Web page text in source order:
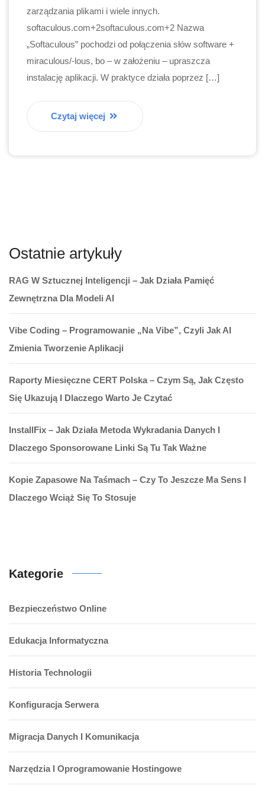
zarządzania plikami i wiele innych.
softaculous.com+2softaculous.com+2 Nazwa
„Softaculous” pochodzi od połączenia słów software +
miraculous/-lo­us, bo – w założeniu – upraszcza
instalację aplikacji. W praktyce działa poprzez […]
Czytaj więcej
Ostatnie artykuły
RAG W Sztucznej Inteligencji – Jak Działa Pamięć
Zewnętrzna Dla Modeli AI
Vibe Coding – Programowanie „na Vibe”, Czyli Jak AI
Zmienia Tworzenie Aplikacji
Raporty Miesięczne CERT Polska – Czym Są, Jak Często
Się Ukazują I Dlaczego Warto Je Czytać
InstallFix – Jak Działa Metoda Wykradania Danych I
Dlaczego Sponsorowane Linki Są Tu Tak Ważne
Kopie Zapasowe Na Taśmach – Czy To Jeszcze Ma Sens I
Dlaczego Wciąż Się To Stosuje
Kategorie
Bezpieczeństwo Online
Edukacja Informatyczna
Historia Technologii
Konfiguracja Serwera
Migracja Danych I Komunikacja
Narzędzia I Oprogramowanie Hostingowe